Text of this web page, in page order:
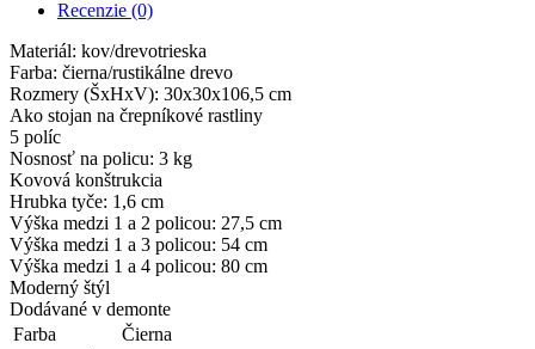
Recenzie (0)
Materiál: kov/drevotrieska
Farba: čierna/rustikálne drevo
Rozmery (ŠxHxV): 30x30x106,5 cm
Ako stojan na črepníkové rastliny
5 políc
Nosnosť na policu: 3 kg
Kovová konštrukcia
Hrubka tyče: 1,6 cm
Výška medzi 1 a 2 policou: 27,5 cm
Výška medzi 1 a 3 policou: 54 cm
Výška medzi 1 a 4 policou: 80 cm
Moderný štýl
Dodávané v demonte
Farba
Čierna